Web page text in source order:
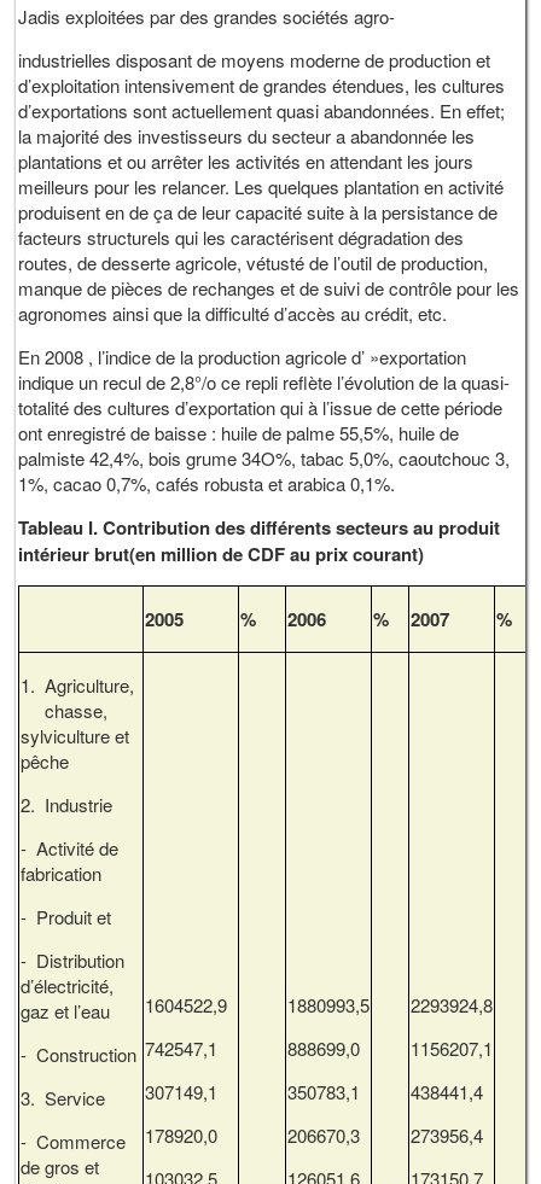
Jadis exploitées par des grandes sociétés agro-
industrielles disposant de moyens moderne de production et
d’exploitation intensivement de grandes étendues, les cultures
d’exportations sont actuellement quasi abandonnées. En effet;
la majorité des investisseurs du secteur a abandonnée les
plantations et ou arrêter les activités en attendant les jours
meilleurs pour les relancer. Les quelques plantation en activité
produisent en de ça de leur capacité suite à la persistance de
facteurs structurels qui les caractérisent dégradation des
routes, de desserte agricole, vétusté de l’outil de production,
manque de pièces de rechanges et de suivi de contrôle pour les
agronomes ainsi que la difficulté d’accès au crédit, etc.
En 2008 , l’indice de la production agricole d’ »exportation
indique un recul de 2,8°/o ce repli reflète l’évolution de la quasi-
totalité des cultures d’exportation qui à l’issue de cette période
ont enregistré de baisse : huile de palme 55,5%, huile de
palmiste 42,4%, bois grume 34O%, tabac 5,0%, caoutchouc 3,
1%, cacao 0,7%, cafés robusta et arabica 0,1%.
Tableau I. Contribution des différents secteurs au produit
intérieur brut(en million de CDF au prix courant)
2005 % 2006 % 2007 %
1. Agriculture,
chasse,
sylviculture et
pêche
2. Industrie
- Activité de
fabrication
- Produit et
- Distribution
d’électricité,
gaz et l’eau
- Construction
3. Service
- Commerce
de gros et
1604522,9
742547,1
307149,1
178920,0
103032,5
1880993,5
888699,0
350783,1
206670,3
126051,6
2293924,8
1156207,1
438441,4
273956,4
173150,7